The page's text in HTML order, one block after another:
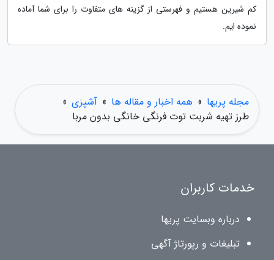
کم شیرین هستیم و فهرستی از گزینه های متفاوت را برای شما آماده
نموده ایم.
مجله پریها » همه اخبار و مقاله ها » آشپزی »
طرز تهیه شربت توت فرنگی خانگی بدون مربا
خدمات کاربران
درباره وبسایت پریها
تبلیغات و رپورتاژ آگهی